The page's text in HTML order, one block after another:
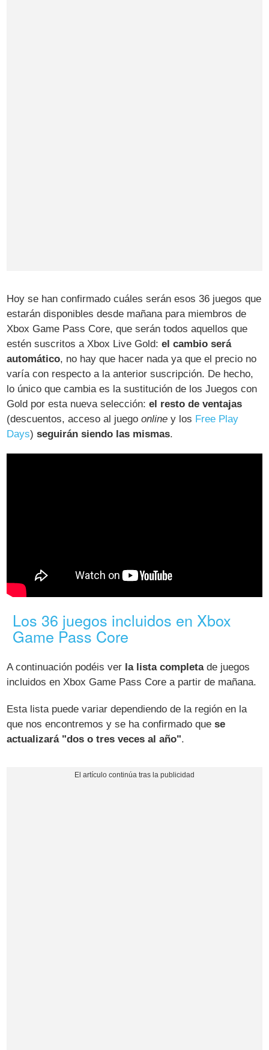
Hoy se han confirmado cuáles serán esos 36 juegos que
estarán disponibles desde mañana para miembros de
Xbox Game Pass Core, que serán todos aquellos que
estén suscritos a Xbox Live Gold:el cambio será
automático, no hay que hacer nada ya que el precio no
varía con respecto a la anterior suscripción. De hecho,
lo único que cambia es la sustitución de los Juegos con
Gold por esta nueva selección: el resto de ventajas
(descuentos, acceso al juegoonline y los Free Play
Days)seguirán siendo las mismas.
Los 36 juegos incluidos en Xbox
Game Pass Core
A continuación podéis ver la lista completade juegos
incluidos en Xbox Game Pass Core a partir de mañana.
Esta lista puede variar dependiendo de la región en la
que nos encontremos y se ha confirmado quese
actualizará "dos o tres veces al año".